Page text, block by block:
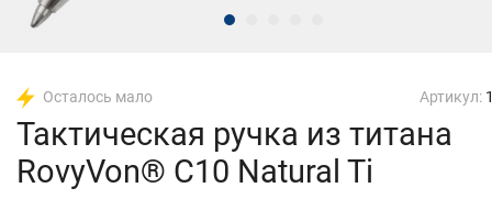
Осталось мало Артикул:
Тактическая ручка из титана
RovyVon® C10 Natural Ti